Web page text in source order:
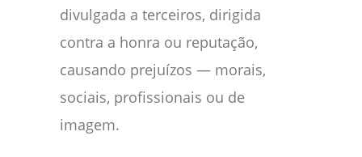
divulgada a terceiros, dirigida
contra a honra ou reputação,
causando prejuízos — morais,
sociais, profissionais ou de
imagem.